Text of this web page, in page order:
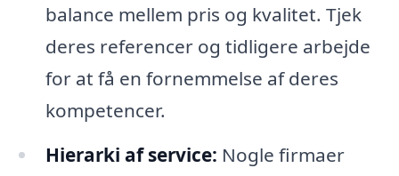
balance mellem pris og kvalitet. Tjek
deres referencer og tidligere arbejde
for at få en fornemmelse af deres
kompetencer.
Hierarki af service: Nogle firmaer